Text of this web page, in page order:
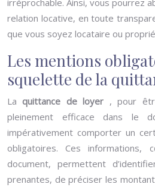
irréprochable. Ainsi, vous pourrez
relation locative, en toute
que vous soyez locataire ou
Les mentions
squelette de la
Laquittance de loyer , pour
pleinement efficace dans le
impérativement comporter un
obligatoires. Ces informations,
document, permettent
prenantes, de préciser les